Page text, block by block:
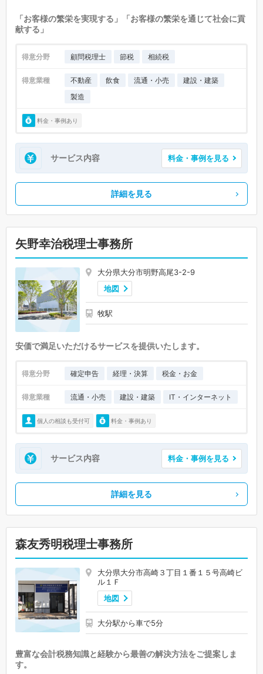
「お客様の繁栄を実現する」「お客様の繁栄を通じて社会に貢
献する」
得意分野 顧問税理士 節税 相続税
得意業種 不動産 飲食 流通・小売
建設・建築
製造
料金・事例あり
サービス内容 料金・事例を見る
詳細を見る
矢野幸治税理士事務所
大分県大分市明野高尾3-2-9
地図
牧駅
安価で満足いただけるサービスを提供いたします。
得意分野 確定申告 経理・決算 税金・お金
得意業種 流通・小売 建設・建築 IT・インターネット
個人の相談も受付可 料金・事例あり
サービス内容 料金・事例を見る
詳細を見る
森友秀明税理士事務所
大分県大分市高崎３丁目１番１５号高崎ビ
ル１Ｆ
地図
大分駅から車で5分
豊富な会計税務知識と経験から最善の解決方法をご提案しま
す。